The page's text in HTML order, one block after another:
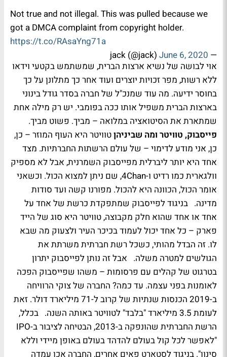
Not true and not illegal. This was pulled because we
got a DMCA complaint from copyright holder.
https://t.co/RAsaYng71a
— jack (@jack)
June 6, 2020
אוי לבושה של נשיא ארצות הברית, שמשתמש בקטעי וידאו
ללא רשות, מפר זכויות יוצרים ועוד אחר כך מתלונן על כך
בחוסר ידיעה. מה עוד שמנכ"ל של חברה בסדר גודל בינוני
בארצות הברית משפיל אותו ככה בפומבי. יש רק מילה אחת
שמתארת את הסיטואציה במלואה – מביך. פשוט מביך.
פייסבוק, טוויטר ומה שביניהןטוויטר היא העוף המוזר – כן,
כן, אני מודע לדימוי – של עולם הרשתות החברתיות. מצד
אחד היא יותר ליברלית מפייסבוק השמרנית, אבל לא מספיק
וולגארית כמו רדיט ו-4Chan, שם ניתן למצוא הכול. וכשאני
אומר הכול, הכוונה היא להכול. מפורנו קשה ועד סודות
מדינה. בניגוד לפייסבוק שמתפקדת כרשת של אחד על
אחד או אחד שהוא חלק מקבוצה, טוויטר היא סוג של הייד
פארק – כל אחד יכול לעמוד בכיכר העיר ולצעוק מה שבא
לו. זה הבדל מהותי, כשכל רשת חברתית משרתת את
הגולשים למטרה משלה. אבל זה נותן לפייסבוק יתרון
בטרגוט של קהלים עם פרסומות – משהו שפייסבוק הפכה
לאומנות בפני עצמה. עד כמה? החברה של צוקי הרוויחה
ב-2019 הכנסות שנתיות של קרוב ל-71 מיליארד דולר. זאת
לעומת 3.5 מיליארד "בלבד" לטוויטר באותה השנה. בכלל,
הרשת החברתית שהונפקה ב-2013, הבטיחה לציבור ב-IPO
"לאפשר לכל קול בעולם להדהד בעולם באופן מיידי וללא
סינון". בניגוד לסטארט פאים אחרים, החברה אכן עמדה